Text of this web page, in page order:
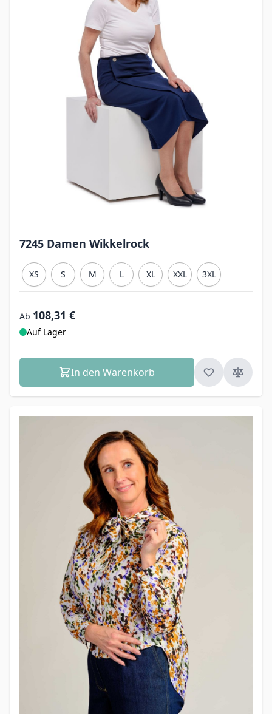
7245 Damen Wikkelrock
XS S M L XL XXL 3XL
Ab 108,31 €
Auf Lager
In den Warenkorb